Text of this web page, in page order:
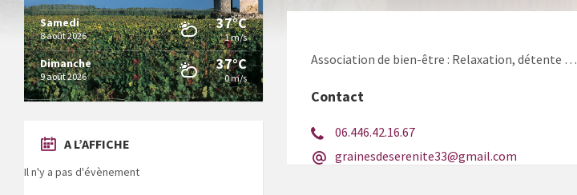
Association de bien-être : Relaxation, détente …
Contact
06.446.42.16.67
grainesdeserenite33@gmail.com
Samedi
8 août 2026
37°C
1 m/s
Dimanche
9 août 2026
37°C
0 m/s
A L’AFFICHE
Il n'y a pas d'évènement